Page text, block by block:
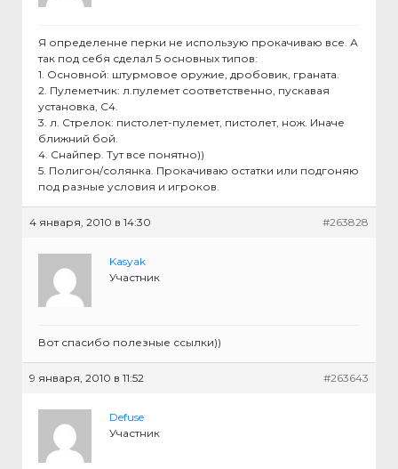
Я определенне перки не использую прокачиваю все. А
так под себя сделал 5 основных типов:
1. Основной: штурмовое оружие, дробовик, граната.
2. Пулеметчик: л.пулемет соответственно, пускавая
установка, С4.
3. л. Стрелок: пистолет-пулемет, пистолет, нож. Иначе
ближний бой.
4. Снайпер. Тут все понятно))
5. Полигон/солянка. Прокачиваю остатки или подгоняю
под разные условия и игроков.
4 января, 2010 в 14:30 #263828
Kasyak
Участник
Вот спасибо полезные ссылки))
9 января, 2010 в 11:52 #263643
Defuse
Участник